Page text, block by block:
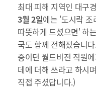
최대 피해 지역인 대구
3월 2일에는 '도시락 조
따뜻하게 드셨으면' 하
국도 함께 전해졌습니
중이던 월드비전 직원
데에 더해 쓰라고 하시
직접 주셨답니다.)